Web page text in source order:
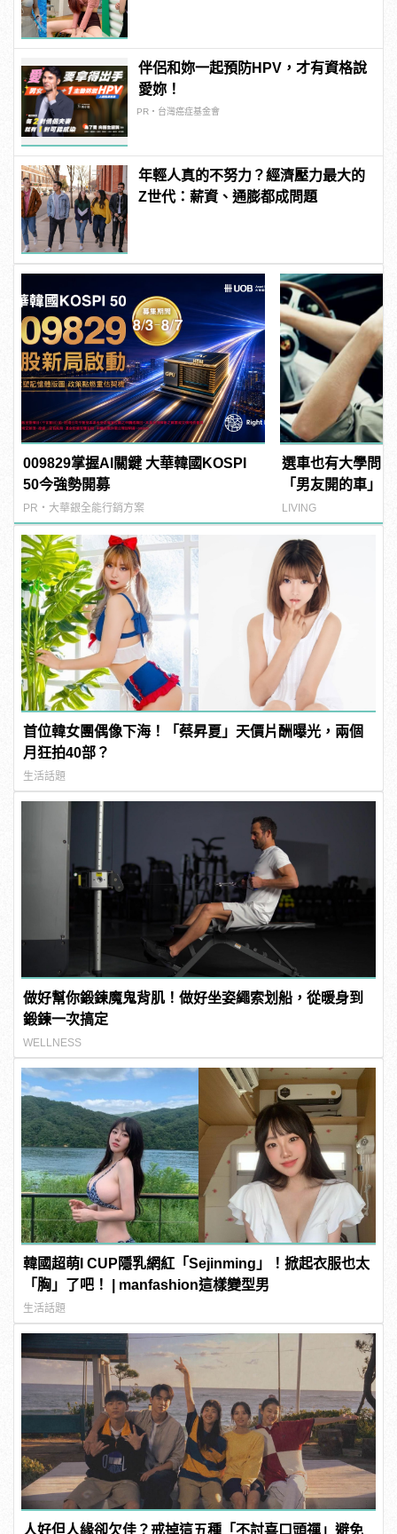
伴侶和妳一起預防HPV，才有資格說
愛妳！
PR・台灣癌症基金會
年輕人真的不努力？經濟壓力最大的
Z世代：薪資、通膨都成問題
009829掌握AI關鍵 大華韓國KOSPI
50今強勢開募
PR・大華銀全能行銷方案
選車也有大學問
「男友開的車」
LIVING
首位韓女團偶像下海！「蔡昇夏」天價片酬曝光，兩個
月狂拍40部？
生活話題
做好幫你鍛鍊魔鬼背肌！做好坐姿繩索划船，從暖身到
鍛鍊一次搞定
WELLNESS
韓國超萌I CUP隱乳網紅「Sejinming」！掀起衣服也太
「胸」了吧！ | manfashion這樣變型男
生活話題
人好但人緣卻欠佳？戒掉這五種「不討喜口頭禪」避免